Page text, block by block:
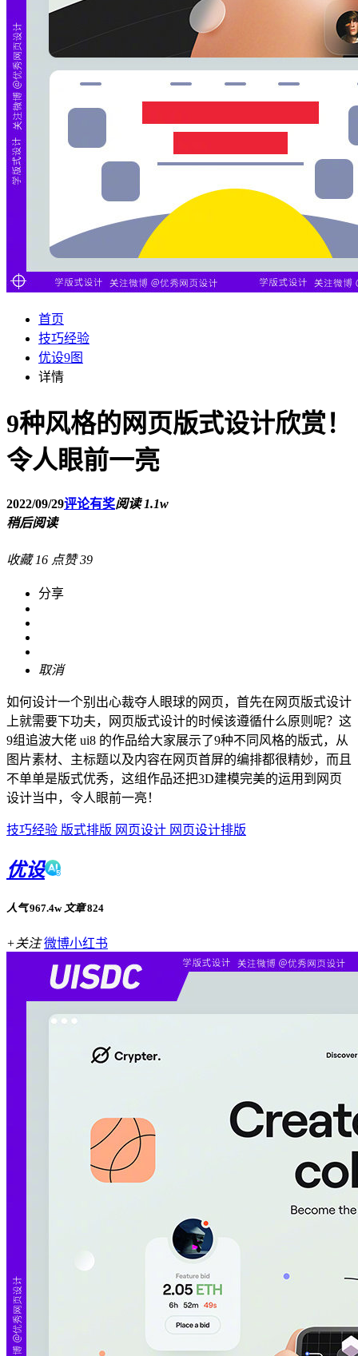
首页
技巧经验
优设9图
详情
9种风格的网页版式设计欣赏！
令人眼前一亮
2022/09/29评论有奖阅读 1.1w
稍后阅读
收藏 16 点赞 39
分享
取消
如何设计一个别出心裁夺人眼球的网页，首先在网页版式设计
上就需要下功夫，网页版式设计的时候该遵循什么原则呢？这
9组追波大佬 ui8 的作品给大家展示了9种不同风格的版式，从
图片素材、主标题以及内容在网页首屏的编排都很精妙，而且
不单单是版式优秀，这组作品还把3D建模完美的运用到网页
设计当中，令人眼前一亮！
技巧经验 版式排版 网页设计 网页设计排版
优设
人气 967.4w 文章 824
+关注 微博小红书